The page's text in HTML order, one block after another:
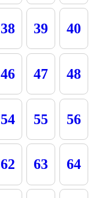
38 39 40
46 47 48
54 55 56
62 63 64